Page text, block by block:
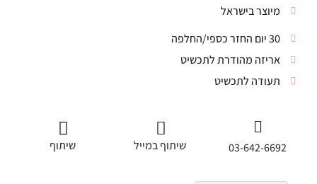
מיוצר בישראל
30 יום החזר כספי/החלפה
אריזה מהודרת לתכשיט
תעודה לתכשיט
03-642-6692 שיתוף במייל שיתוף